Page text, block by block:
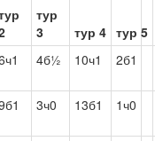
тур
3
тур 4 тур 5
4б½ 10ч1 2б1
3ч0 13б1 1ч0